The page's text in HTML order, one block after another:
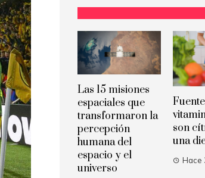
Las 15 misiones
espaciales que
transformaron la
percepción
humana del
espacio y el
universo
son
una
Hace